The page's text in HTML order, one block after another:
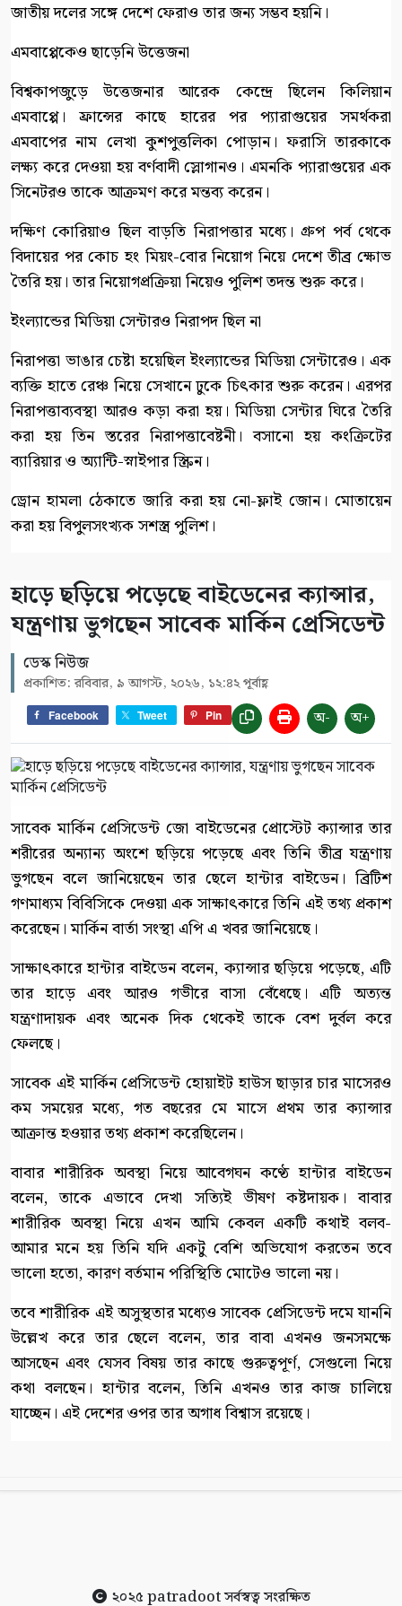
জাতীয় দলের সঙ্গে দেশে ফেরাও তার জন্য সম্ভব হয়নি।
এমবাপ্পেকেও ছাড়েনি উত্তেজনা
বিশ্বকাপজুড়ে উত্তেজনার আরেক কেন্দ্রে ছিলেন কিলিয়ান
এমবাপ্পে। ফ্রান্সের কাছে হারের পর প্যারাগুয়ের সমর্থকরা
এমবাপের নাম লেখা কুশপুত্তলিকা পোড়ান। ফরাসি তারকাকে
লক্ষ্য করে দেওয়া হয় বর্ণবাদী স্লোগানও। এমনকি প্যারাগুয়ের এক
সিনেটরও তাকে আক্রমণ করে মন্তব্য করেন।
দক্ষিণ কোরিয়াও ছিল বাড়তি নিরাপত্তার মধ্যে। গ্রুপ পর্ব থেকে
বিদায়ের পর কোচ হং মিয়ং-বোর নিয়োগ নিয়ে দেশে তীব্র ক্ষোভ
তৈরি হয়। তার নিয়োগপ্রক্রিয়া নিয়েও পুলিশ তদন্ত শুরু করে।
ইংল্যান্ডের মিডিয়া সেন্টারও নিরাপদ ছিল না
নিরাপত্তা ভাঙার চেষ্টা হয়েছিল ইংল্যান্ডের মিডিয়া সেন্টারেও। এক
ব্যক্তি হাতে রেঞ্চ নিয়ে সেখানে ঢুকে চিৎকার শুরু করেন। এরপর
নিরাপত্তাব্যবস্থা আরও কড়া করা হয়। মিডিয়া সেন্টার ঘিরে তৈরি
করা হয় তিন স্তরের নিরাপত্তাবেষ্টনী। বসানো হয় কংক্রিটের
ব্যারিয়ার ও অ্যান্টি-স্নাইপার স্ক্রিন।
ড্রোন হামলা ঠেকাতে জারি করা হয় নো-ফ্লাই জোন। মোতায়েন
করা হয় বিপুলসংখ্যক সশস্ত্র পুলিশ।
হাড়ে ছড়িয়ে পড়েছে বাইডেনের ক্যান্সার,
যন্ত্রণায় ভুগছেন সাবেক মার্কিন প্রেসিডেন্ট
ডেস্ক নিউজ
প্রকাশিত: রবিবার, ৯ আগস্ট, ২০২৬, ১২:৪২ পূর্বাহ্ণ
Facebook Tweet Pin অ- অ+
সাবেক মার্কিন প্রেসিডেন্ট জো বাইডেনের প্রোস্টেট ক্যান্সার তার
শরীরের অন্যান্য অংশে ছড়িয়ে পড়েছে এবং তিনি তীব্র যন্ত্রণায়
ভুগছেন বলে জানিয়েছেন তার ছেলে হান্টার বাইডেন। ব্রিটিশ
গণমাধ্যম বিবিসিকে দেওয়া এক সাক্ষাৎকারে তিনি এই তথ্য প্রকাশ
করেছেন। মার্কিন বার্তা সংস্থা এপি এ খবর জানিয়েছে।
সাক্ষাৎকারে হান্টার বাইডেন বলেন, ক্যান্সার ছড়িয়ে পড়েছে, এটি
তার হাড়ে এবং আরও গভীরে বাসা বেঁধেছে। এটি অত্যন্ত
যন্ত্রণাদায়ক এবং অনেক দিক থেকেই তাকে বেশ দুর্বল করে
ফেলছে।
সাবেক এই মার্কিন প্রেসিডেন্ট হোয়াইট হাউস ছাড়ার চার মাসেরও
কম সময়ের মধ্যে, গত বছরের মে মাসে প্রথম তার ক্যান্সার
আক্রান্ত হওয়ার তথ্য প্রকাশ করেছিলেন।
বাবার শারীরিক অবস্থা নিয়ে আবেগঘন কণ্ঠে হান্টার বাইডেন
বলেন, তাকে এভাবে দেখা সত্যিই ভীষণ কষ্টদায়ক। বাবার
শারীরিক অবস্থা নিয়ে এখন আমি কেবল একটি কথাই বলব-
আমার মনে হয় তিনি যদি একটু বেশি অভিযোগ করতেন তবে
ভালো হতো, কারণ বর্তমান পরিস্থিতি মোটেও ভালো নয়।
তবে শারীরিক এই অসুস্থতার মধ্যেও সাবেক প্রেসিডেন্ট দমে যাননি
উল্লেখ করে তার ছেলে বলেন, তার বাবা এখনও জনসমক্ষে
আসছেন এবং যেসব বিষয় তার কাছে গুরুত্বপূর্ণ, সেগুলো নিয়ে
কথা বলছেন। হান্টার বলেন, তিনি এখনও তার কাজ চালিয়ে
যাচ্ছেন। এই দেশের ওপর তার অগাধ বিশ্বাস রয়েছে।
২০২৫ patradootসর্বস্বত্ব সংরক্ষিত